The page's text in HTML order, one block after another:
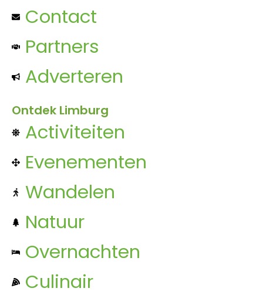
Contact
Partners
Adverteren
Ontdek Limburg
Activiteiten
Evenementen
Wandelen
Natuur
Overnachten
Culinair